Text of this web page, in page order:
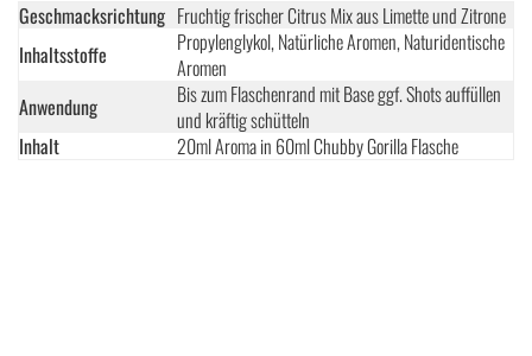
Geschmacksrichtung Fruchtig frischer Citrus Mix aus Limette und Zitrone
Inhaltsstoffe
Propylenglykol, Natürliche Aromen, Naturidentische
Aromen
Anwendung
Bis zum Flaschenrand mit Base ggf. Shots auffüllen
und kräftig schütteln
Inhalt
20ml Aroma in 60ml Chubby Gorilla Flasche